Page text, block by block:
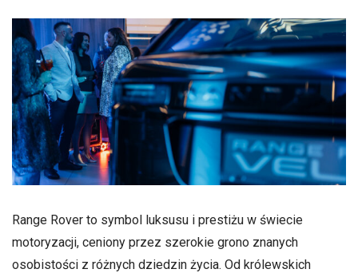
Range Rover to symbol luksusu i prestiżu w świecie
motoryzacji, ceniony przez szerokie grono znanych
osobistości z różnych dziedzin życia. Od królewskich